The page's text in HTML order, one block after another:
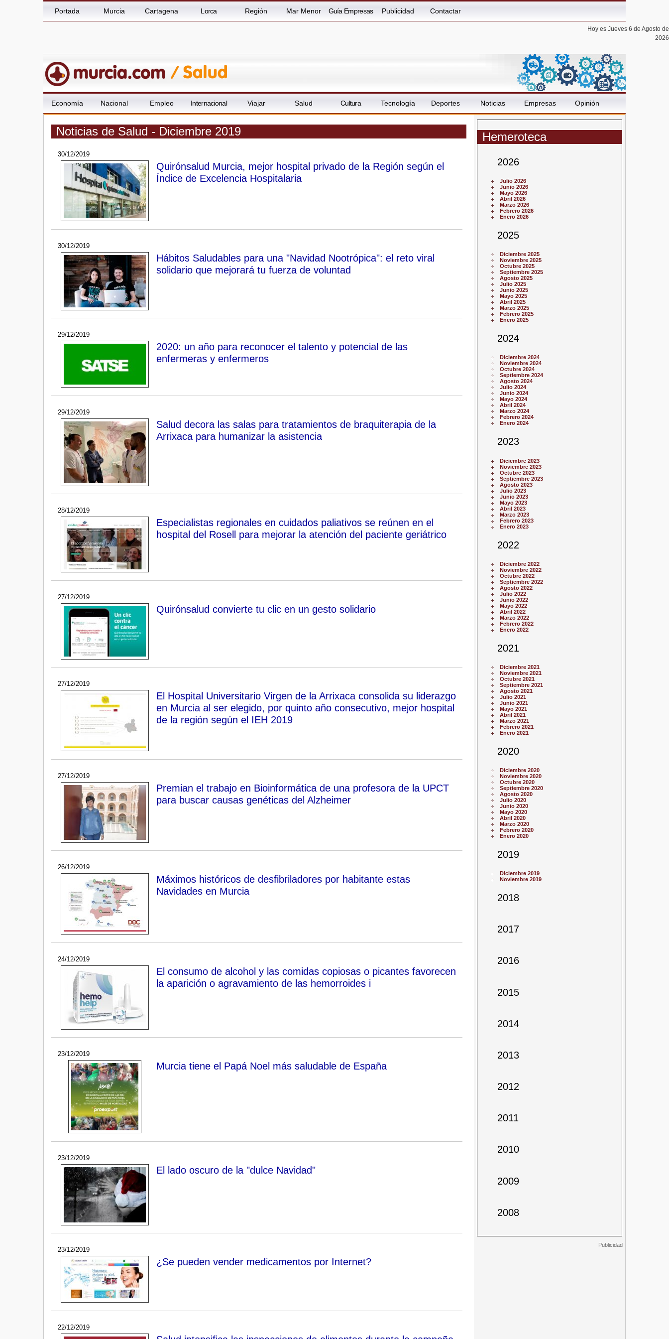
Portada Murcia Cartagena Lorca Región Mar Menor Guía Empresas Publicidad Contactar
Hoy es Jueves 6 de Agosto de
2026
Economía Nacional Empleo Internacional Viajar Salud Cultura Tecnología Deportes Noticias Empresas Opinión
Noticias de Salud - Diciembre 2019
30/12/2019
Quirónsalud Murcia, mejor hospital privado de la Región según el
Índice de Excelencia Hospitalaria
30/12/2019
Hábitos Saludables para una "Navidad Nootrópica": el reto viral
solidario que mejorará tu fuerza de voluntad
29/12/2019
2020: un año para reconocer el talento y potencial de las
enfermeras y enfermeros
29/12/2019
Salud decora las salas para tratamientos de braquiterapia de la
Arrixaca para humanizar la asistencia
28/12/2019
Especialistas regionales en cuidados paliativos se reúnen en el
hospital del Rosell para mejorar la atención del paciente geriátrico
27/12/2019
Quirónsalud convierte tu clic en un gesto solidario
27/12/2019
El Hospital Universitario Virgen de la Arrixaca consolida su liderazgo
en Murcia al ser elegido, por quinto año consecutivo, mejor hospital
de la región según el IEH 2019
27/12/2019
Premian el trabajo en Bioinformática de una profesora de la UPCT
para buscar causas genéticas del Alzheimer
26/12/2019
Máximos históricos de desfibriladores por habitante estas
Navidades en Murcia
24/12/2019
El consumo de alcohol y las comidas copiosas o picantes favorecen
la aparición o agravamiento de las hemorroides i
23/12/2019
Murcia tiene el Papá Noel más saludable de España
23/12/2019
El lado oscuro de la "dulce Navidad"
23/12/2019
¿Se pueden vender medicamentos por Internet?
22/12/2019
Hemeroteca
2026
Julio 2026
Junio 2026
Mayo 2026
Abril 2026
Marzo 2026
Febrero 2026
Enero 2026
2025
Diciembre 2025
Noviembre 2025
Octubre 2025
Septiembre 2025
Agosto 2025
Julio 2025
Junio 2025
Mayo 2025
Abril 2025
Marzo 2025
Febrero 2025
Enero 2025
2024
Diciembre 2024
Noviembre 2024
Octubre 2024
Septiembre 2024
Agosto 2024
Julio 2024
Junio 2024
Mayo 2024
Abril 2024
Marzo 2024
Febrero 2024
Enero 2024
2023
Diciembre 2023
Noviembre 2023
Octubre 2023
Septiembre 2023
Agosto 2023
Julio 2023
Junio 2023
Mayo 2023
Abril 2023
Marzo 2023
Febrero 2023
Enero 2023
2022
Diciembre 2022
Noviembre 2022
Octubre 2022
Septiembre 2022
Agosto 2022
Julio 2022
Junio 2022
Mayo 2022
Abril 2022
Marzo 2022
Febrero 2022
Enero 2022
2021
Diciembre 2021
Noviembre 2021
Octubre 2021
Septiembre 2021
Agosto 2021
Julio 2021
Junio 2021
Mayo 2021
Abril 2021
Marzo 2021
Febrero 2021
Enero 2021
2020
Diciembre 2020
Noviembre 2020
Octubre 2020
Septiembre 2020
Agosto 2020
Julio 2020
Junio 2020
Mayo 2020
Abril 2020
Marzo 2020
Febrero 2020
Enero 2020
2019
Diciembre 2019
Noviembre 2019
2018
2017
2016
2015
2014
2013
2012
2011
2010
2009
2008